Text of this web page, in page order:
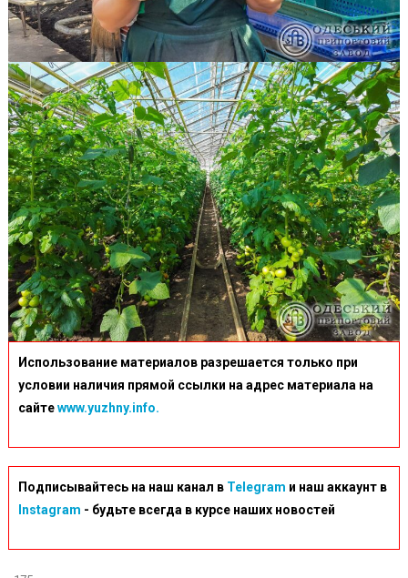
Использование материалов разрешается только при
условии наличия прямой ссылки на адрес материала на
сайтеwww.yuzhny.info.
Подписывайтесь на наш канал в Telegram и наш аккаунт в
Instagram - будьте всегда в курсе наших новостей